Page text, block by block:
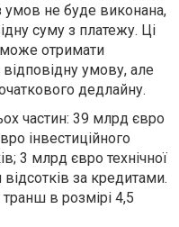
умов не буде виконана,
суму з платежу. Ці
отримати
умову, але
дедлайну.
частин: 39 млрд євро
інвестиційного
3 млрд євро технічної
за кредитами.
в розмірі 4,5